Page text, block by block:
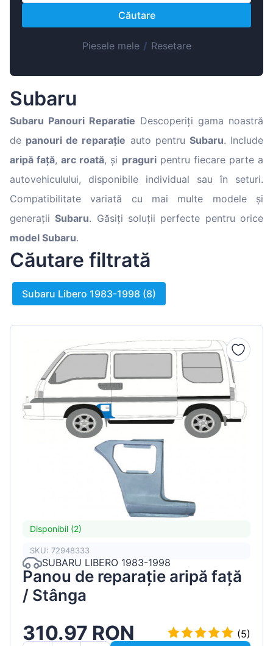
Magyar
Hrvatski
Slovenčina
Căutare
Piesele mele/ Resetare
Subaru
Subaru Panouri Reparatie Descoperiți gama noastră
de panouri de reparație auto pentru Subaru. Include
aripă față,arc roată, și praguripentru fiecare parte a
autovehiculului, disponibile individual sau în seturi.
Compatibilitate variată cu mai multe modele și
generațiiSubaru. Găsiți soluții perfecte pentru orice
model Subaru.
Căutare filtrată
Subaru Libero 1983-1998 (8)
Disponibil (2)
SKU: 72948333
SUBARU LIBERO 1983-1998
Panou de reparație aripă față
/ Stânga
310.97 RON
(5)